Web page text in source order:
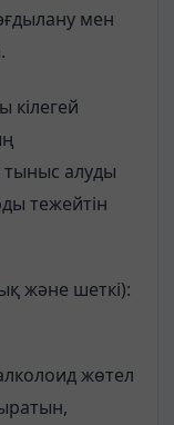
мен
кілегей
тыныс алуды
тежейтін
және шеткі):
жөтел